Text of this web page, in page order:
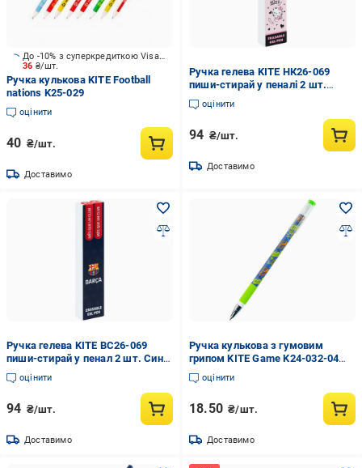
36 ₴/шт.
До -10% з суперкредиткою Visa Вигода
Ручка кулькова KITE Football
nations K25-029
оцінити
40 ₴/шт.
Доставимо
Ручка гелева KITE НК26-069
пиши-стирай у пеналі 2 шт.
Синій (0398991)
оцінити
94 ₴/шт.
Доставимо
Ручка гелева KITE ВС26-069
пиши-стирай у пенал 2 шт. Синій
(0398992)
оцінити
94 ₴/шт.
Доставимо
Ручка кулькова з гумовим
грипом KITE Game K24-032-04
синє чорнило (0301803)
оцінити
18.50 ₴/шт.
Доставимо